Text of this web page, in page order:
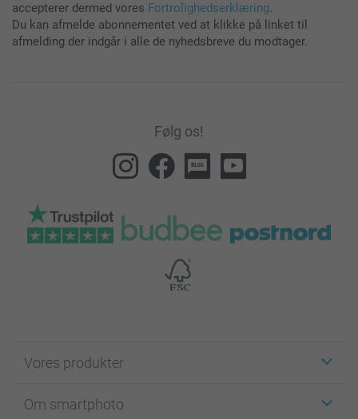
accepterer dermed vores Fortrolighedserklæring.
Du kan afmelde abonnementet ved at klikke på linket til
afmelding der indgår i alle de nyhedsbreve du modtager.
Følg os!
Vores produkter
Fotokort
Om smartphoto